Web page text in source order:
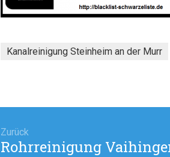
Kanalreinigung Steinheim an der Murr
Zurück
Vorheriger
Rohrreinigung